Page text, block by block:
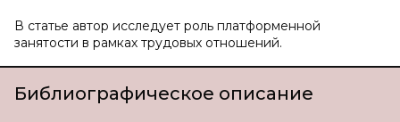
В статье автор исследует роль платформенной
занятости в рамках трудовых отношений.
Библиографическое описание